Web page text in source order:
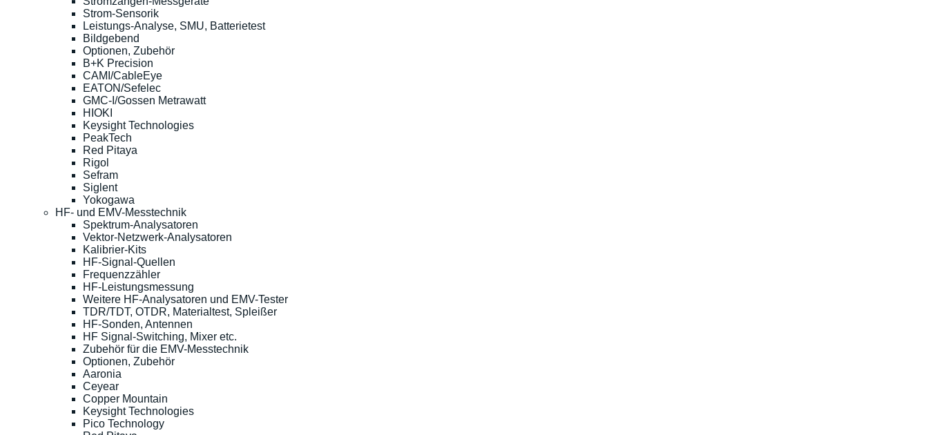
Strom-Sensorik
Leistungs-Analyse, SMU, Batterietest
Bildgebend
Optionen, Zubehör
B+K Precision
CAMI/CableEye
EATON/Sefelec
GMC-I/Gossen Metrawatt
HIOKI
Keysight Technologies
PeakTech
Red Pitaya
Rigol
Sefram
Siglent
Yokogawa
HF- und EMV-Messtechnik
Spektrum-Analysatoren
Vektor-Netzwerk-Analysatoren
Kalibrier-Kits
HF-Signal-Quellen
Frequenzzähler
HF-Leistungsmessung
Weitere HF-Analysatoren und EMV-Tester
TDR/TDT, OTDR, Materialtest, Spleißer
HF-Sonden, Antennen
HF Signal-Switching, Mixer etc.
Zubehör für die EMV-Messtechnik
Optionen, Zubehör
Aaronia
Ceyear
Copper Mountain
Keysight Technologies
Pico Technology